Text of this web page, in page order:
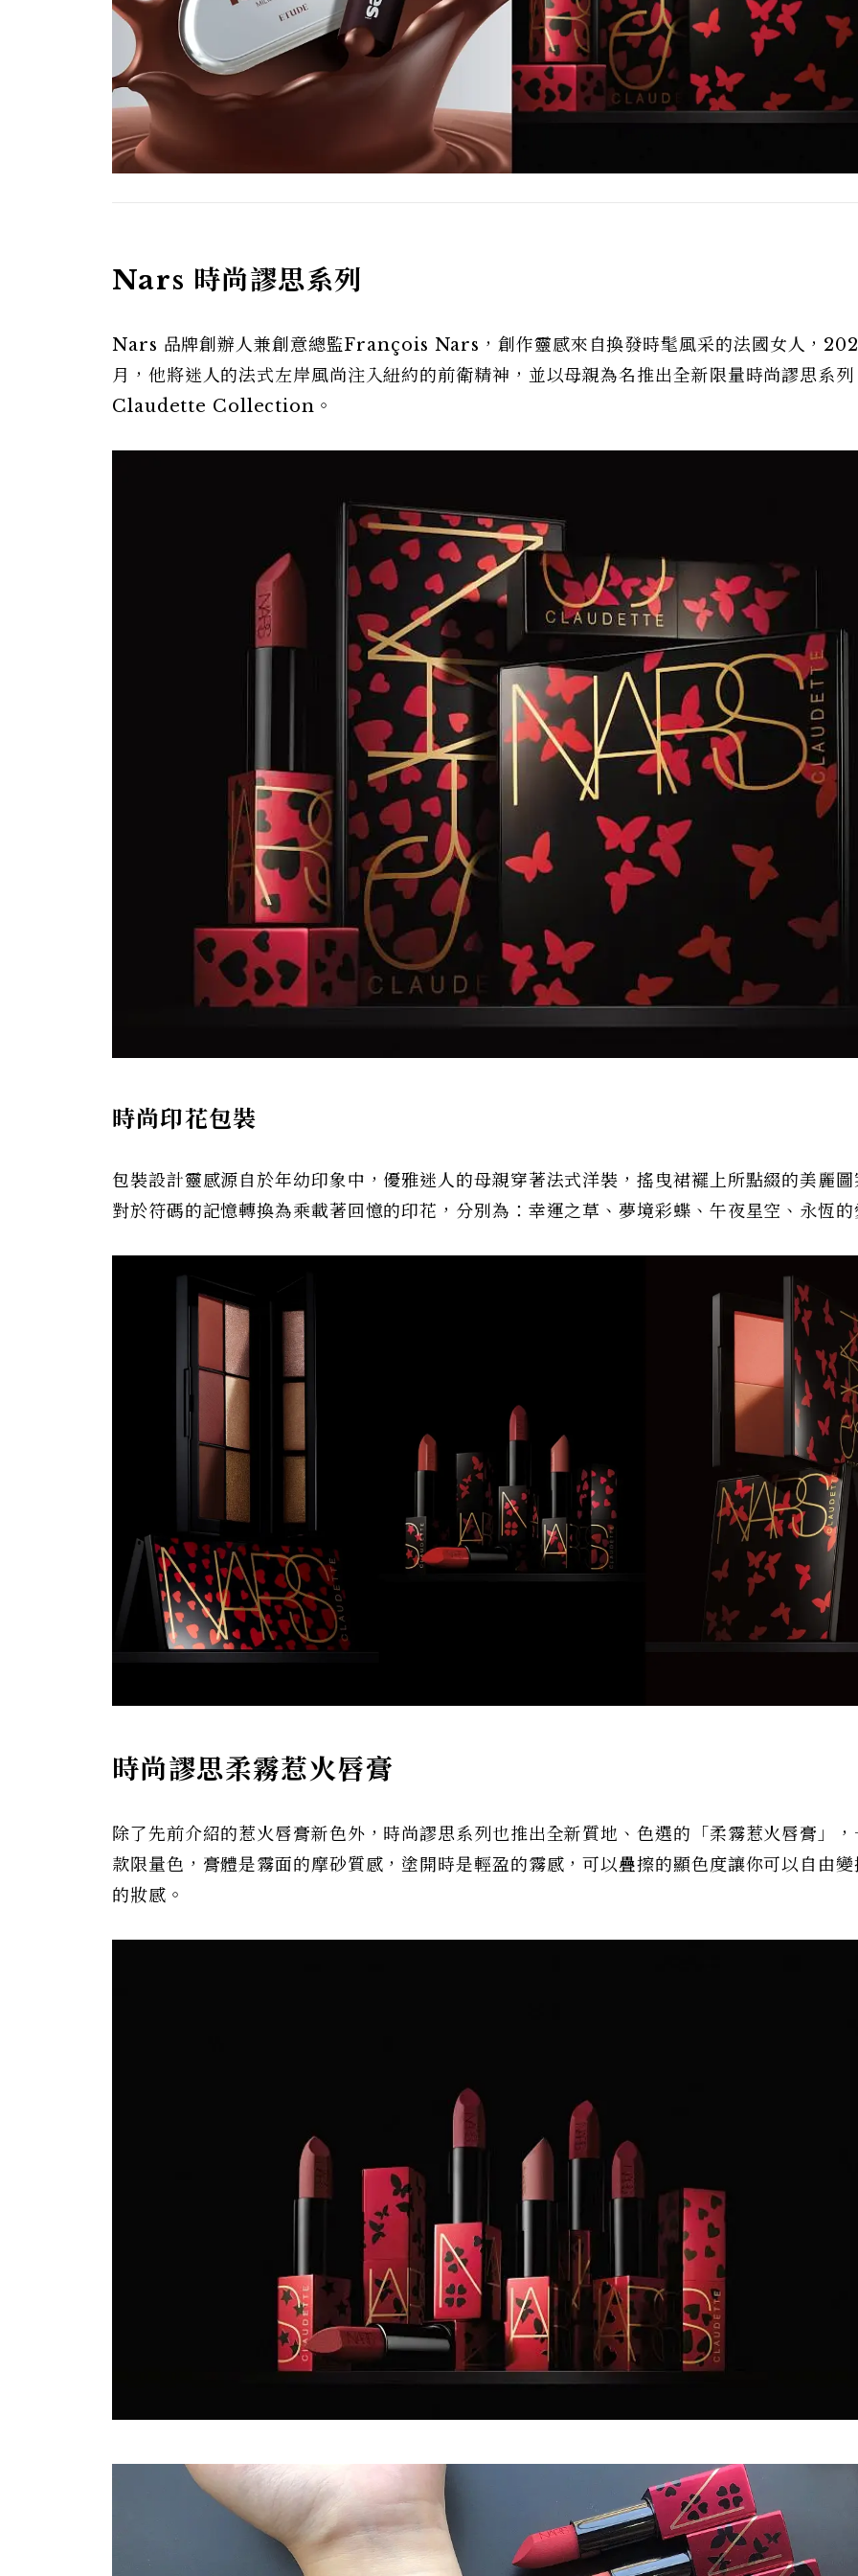
Nars 時尚謬思系列
Nars 品牌創辦人兼創意總監François Nars，創作靈感來自換發時髦風采的法國女人，
月，他將迷人的法式左岸風尚注入紐約的前衛精神，並以母親為名推出全新限量時尚謬思系
Claudette Collection。
時尚印花包裝
包裝設計靈感源自於年幼印象中，優雅迷人的母親穿著法式洋裝，搖曳裙襬上所點綴的美麗
對於符碼的記憶轉換為乘載著回憶的印花，分別為：幸運之草、夢境彩蝶、午夜星空、永恆的
時尚謬思柔霧惹火唇膏
除了先前介紹的惹火唇膏新色外，時尚謬思系列也推出全新質地、色選的「柔霧惹火唇膏」
款限量色，膏體是霧面的摩砂質感，塗開時是輕盈的霧感，可以疊擦的顯色度讓你可以自由
的妝感。